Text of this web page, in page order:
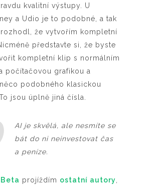
kvalitní výstupy. U
a Udio je to podobné, a tak
že vytvořím kompletní
představte si, že byste
kompletní klip s normálním
počítačovou grafikou a
podobného klasickou
jsou úplně jiná čísla.
AI je skvělá, ale nesmíte se
bát do ni neinvestovat čas
a peníze.
projíždím ostatní autory